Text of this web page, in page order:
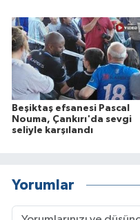
Beşiktaş efsanesi Pascal
Nouma, Çankırı'da sevgi
seliyle karşılandı
Yorumlar